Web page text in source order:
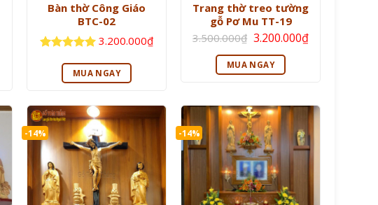
Bàn thờ Công Giáo
BTC-02
hạng
5
3.200.000₫
MUA NGAY
Trang thờ treo tường
gỗ Pơ Mu TT-19
3.500.000₫ Giá
gốc
là:
3.500.000₫.
3.200.000₫Giá
hiện
MUA NGAY
-14% -14%